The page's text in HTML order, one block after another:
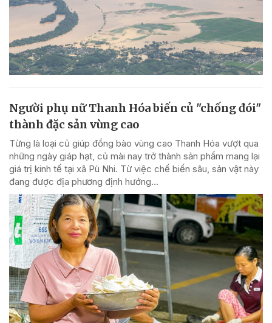
Người phụ nữ Thanh Hóa biến củ "chống đói"
thành đặc sản vùng cao
Từng là loại củ giúp đồng bào vùng cao Thanh Hóa vượt qua
những ngày giáp hạt, củ mài nay trở thành sản phẩm mang lại
giá trị kinh tế tại xã Pù Nhi. Từ việc chế biến sâu, sản vật này
đang được địa phương định hướng...